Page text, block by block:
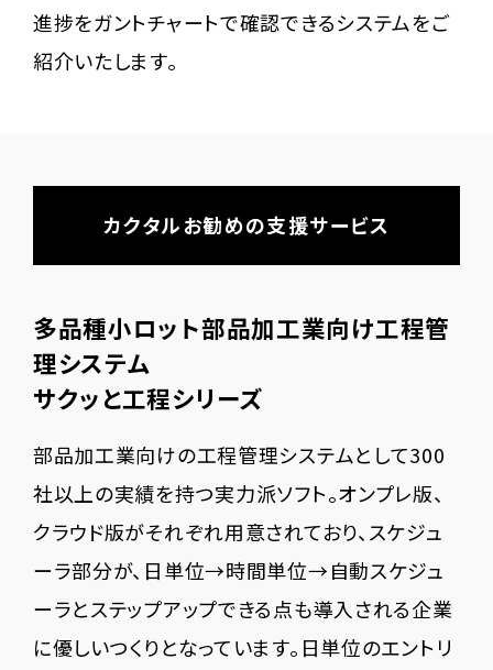
進捗をガントチャートで確認できるシステムをご
紹介いたします。
カクタルお勧めの支援サービス
多品種小ロット部品加工業向け工程管
理システム
サクッと工程シリーズ
部品加工業向けの工程管理システムとして300
社以上の実績を持つ実力派ソフト。オンプレ版、
クラウド版がそれぞれ用意されており、スケジュ
ーラ部分が、日単位→時間単位→自動スケジュ
ーラとステップアップできる点も導入される企業
に優しいつくりとなっています。日単位のエントリ